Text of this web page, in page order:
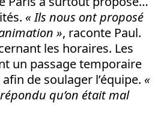
« Ils nous ont proposé
», raconte Paul.
les horaires. Les
un passage temporaire
de soulager l’équipe. «
qu’on était mal